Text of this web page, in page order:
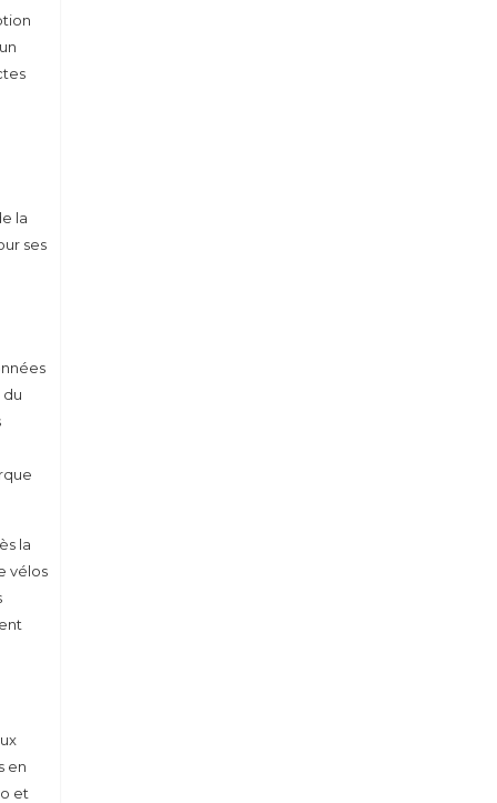
la
ses
la
vélos
en
et